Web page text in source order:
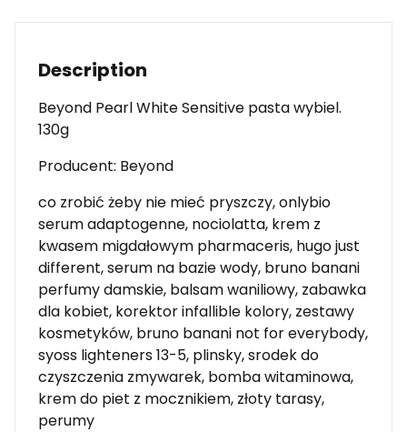
Description
Beyond Pearl White Sensitive pasta wybiel.
130g
Producent: Beyond
co zrobić żeby nie mieć pryszczy, onlybio
serum adaptogenne, nociolatta, krem z
kwasem migdałowym pharmaceris, hugo just
different, serum na bazie wody, bruno banani
perfumy damskie, balsam waniliowy, zabawka
dla kobiet, korektor infallible kolory, zestawy
kosmetyków, bruno banani not for everybody,
syoss lighteners 13-5, plinsky, srodek do
czyszczenia zmywarek, bomba witaminowa,
krem do piet z mocznikiem, złoty tarasy,
perumy